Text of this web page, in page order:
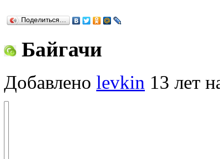
Поделиться…
Байгачи
Добавлено levkin 13 лет